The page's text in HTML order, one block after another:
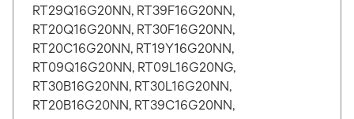
RT29Q16G20NN, RT39F16G20NN,
RT20Q16G20NN, RT30F16G20NN,
RT20C16G20NN, RT19Y16G20NN,
RT09Q16G20NN, RT09L16G20NG,
RT30B16G20NN, RT30L16G20NN,
RT20B16G20NN, RT39C16G20NN,